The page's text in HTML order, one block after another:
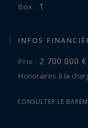
box : 1
INFOS
Prix : 2 700 000 €
Honoraires à la
CONSULTER LE